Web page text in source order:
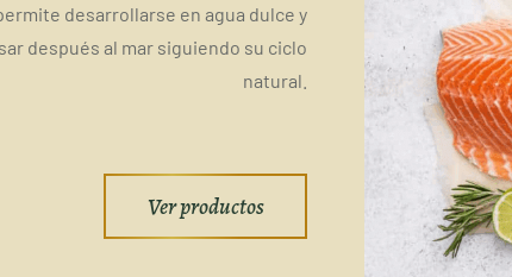
desarrollarse en agua dulce y
después al mar siguiendo su ciclo
natural.
Ver productos